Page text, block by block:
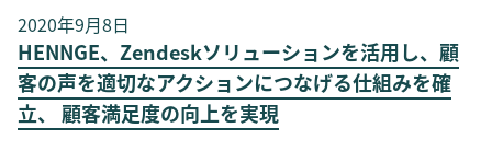
2020年9月8日
HENNGE、Zendeskソリューションを活用し、顧
客の声を適切なアクションにつなげる仕組みを確
立、 顧客満足度の向上を実現